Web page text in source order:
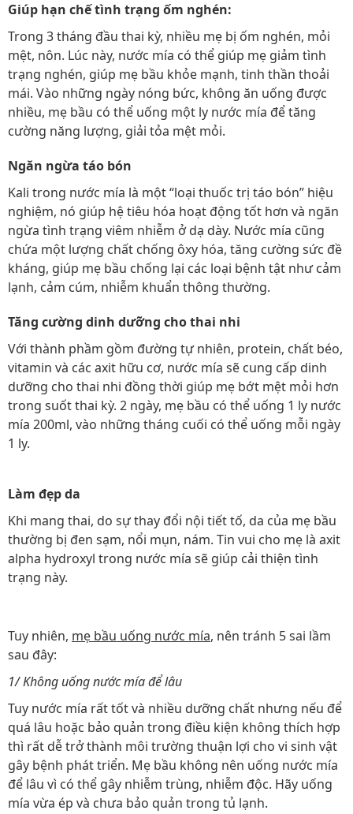
Giúp hạn chế tình trạng ốm nghén:
Trong 3 tháng đầu thai kỳ, nhiều mẹ bị ốm nghén, mỏi
mệt, nôn. Lúc này, nước mía có thể giúp mẹ giảm tình
trạng nghén, giúp mẹ bầu khỏe mạnh, tinh thần thoải
mái. Vào những ngày nóng bức, không ăn uống được
nhiều, mẹ bầu có thể uống một ly nước mía để tăng
cường năng lượng, giải tỏa mệt mỏi.
Ngăn ngừa táo bón
Kali trong nước mía là một “loại thuốc trị táo bón” hiệu
nghiệm, nó giúp hệ tiêu hóa hoạt động tốt hơn và ngăn
ngừa tình trạng viêm nhiễm ở dạ dày. Nước mía cũng
chứa một lượng chất chống ôxy hóa, tăng cường sức đề
kháng, giúp mẹ bầu chống lại các loại bệnh tật như cảm
lạnh, cảm cúm, nhiễm khuẩn thông thường.
Tăng cường dinh dưỡng cho thai nhi
Với thành phầm gồm đường tự nhiên, protein, chất béo,
vitamin và các axit hữu cơ, nước mía sẽ cung cấp dinh
dưỡng cho thai nhi đồng thời giúp mẹ bớt mệt mỏi hơn
trong suốt thai kỳ. 2 ngày, mẹ bầu có thể uống 1 ly nước
mía 200ml, vào những tháng cuối có thể uống mỗi ngày
1 ly.
Làm đẹp da
Khi mang thai, do sự thay đổi nội tiết tố, da của mẹ bầu
thường bị đen sạm, nổi mụn, nám. Tin vui cho mẹ là axit
alpha hydroxyl trong nước mía sẽ giúp cải thiện tình
trạng này.
Tuy nhiên, mẹ bầu uống nước mía, nên tránh 5 sai lầm
sau đây:
1/ Không uống nước mía để lâu
Tuy nước mía rất tốt và nhiều dưỡng chất nhưng nếu để
quá lâu hoặc bảo quản trong điều kiện không thích hợp
thì rất dễ trở thành môi trường thuận lợi cho vi sinh vật
gây bệnh phát triển. Mẹ bầu không nên uống nước mía
để lâu vì có thể gây nhiễm trùng, nhiễm độc. Hãy uống
mía vừa ép và chưa bảo quản trong tủ lạnh.